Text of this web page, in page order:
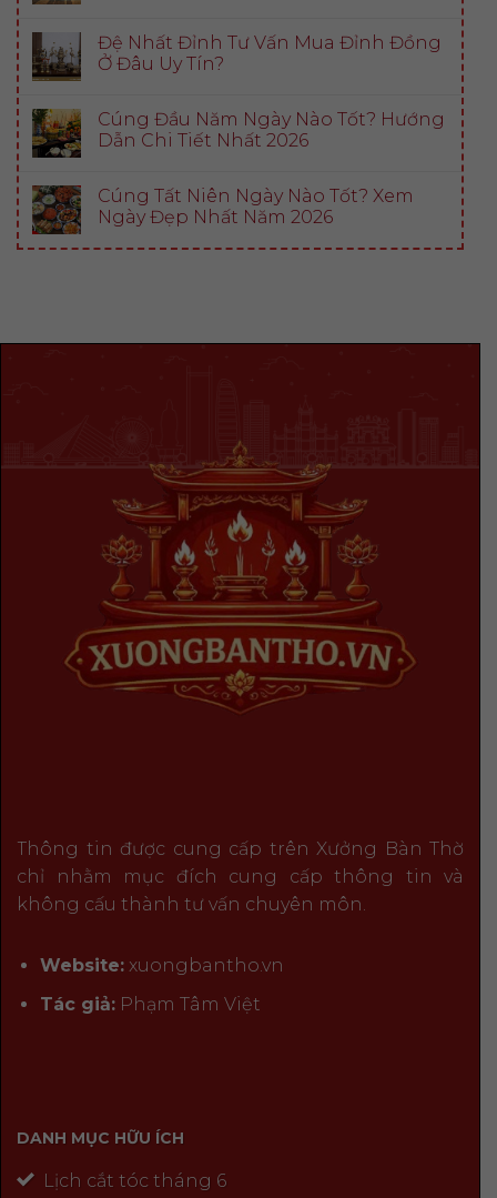
Đệ Nhất Đỉnh Tư Vấn Mua Đỉnh Đồng
Ở Đâu Uy Tín?
Cúng Đầu Năm Ngày Nào Tốt? Hướng
Dẫn Chi Tiết Nhất 2026
Cúng Tất Niên Ngày Nào Tốt? Xem
Ngày Đẹp Nhất Năm 2026
Thông tin được cung cấp trên Xưởng Bàn Thờ
chỉ nhằm mục đích cung cấp thông tin và
không cấu thành tư vấn chuyên môn.
Website:xuongbantho.vn
Tác giả:Phạm Tâm Việt
DANH MỤC HỮU ÍCH
Lịch cắt tóc tháng 6